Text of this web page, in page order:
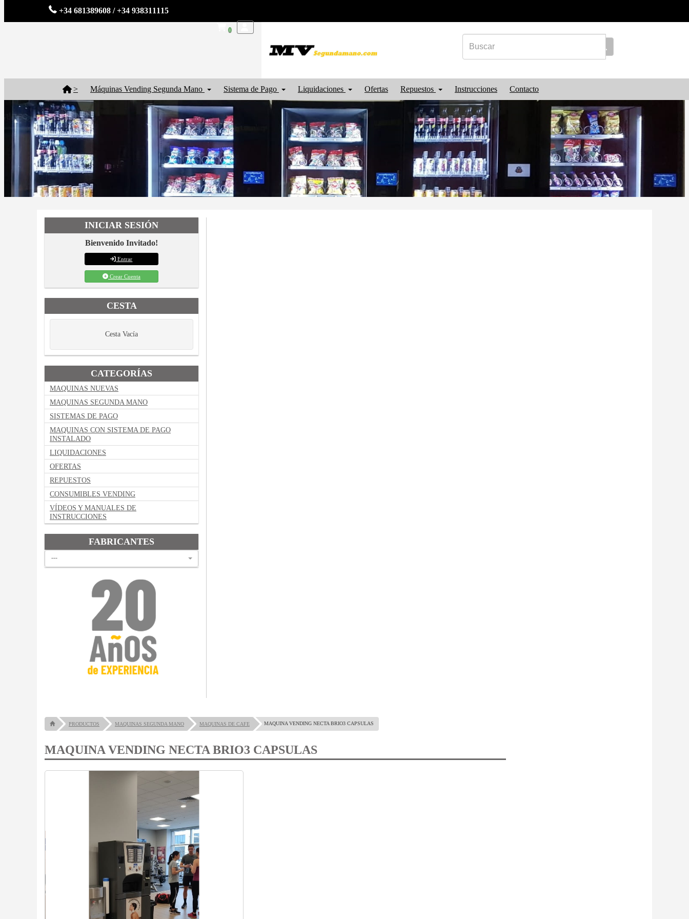
+34 681389608 / +34 938311115
0
> Máquinas Vending Segunda Mano Sistema de Pago Liquidaciones Ofertas Repuestos Instrucciones Contacto
INICIAR SESIÓN
Bienvenido Invitado!
Entrar
Crear Cuenta
CESTA
Cesta Vacía
CATEGORÍAS
MAQUINAS NUEVAS
MAQUINAS SEGUNDA MANO
SISTEMAS DE PAGO
MAQUINAS CON SISTEMA DE PAGO
INSTALADO
LIQUIDACIONES
OFERTAS
REPUESTOS
CONSUMIBLES VENDING
VÍDEOS Y MANUALES DE
INSTRUCCIONES
FABRICANTES
---
PRODUCTOS MAQUINAS SEGUNDA MANO MAQUINAS DE CAFE MAQUINA VENDING NECTA BRIO3 CAPSULAS
MAQUINA VENDING NECTA BRIO3 CAPSULAS